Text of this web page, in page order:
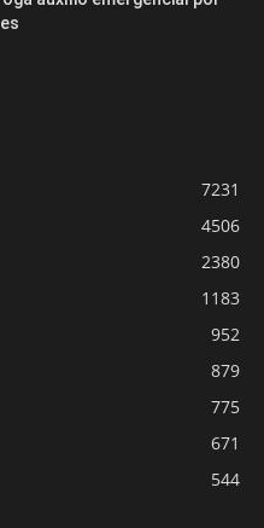
7231
4506
2380
1183
952
879
775
671
544